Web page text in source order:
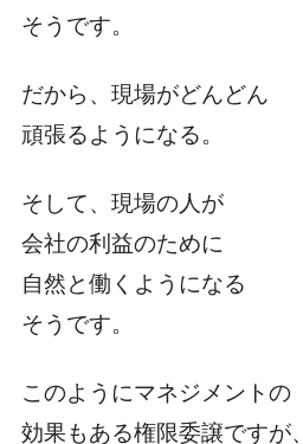
そうです。
だから、現場がどんどん
頑張るようになる。
そして、現場の人が
会社の利益のために
自然と働くようになる
そうです。
このようにマネジメントの
効果もある権限委譲ですが、